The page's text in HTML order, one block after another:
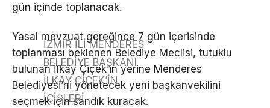
gün içinde toplanacak.
Yasal mevzuat gereğince 7 gün içerisinde
toplanması beklenen Belediye Meclisi, tutuklu
bulunan İlkay Çiçek’in yerine Menderes
Belediyesi’ni yönetecek yeni başkanvekilini
seçmek için sandık kuracak.
İZMİR İLİ MENDERES
BELEDİYE BAŞKANI
İLKAY ÇİÇEK’İN
İÇİŞLERİ